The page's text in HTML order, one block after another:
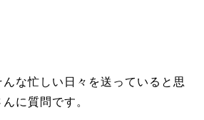
な忙しい日々を送っていると思
に質問です。